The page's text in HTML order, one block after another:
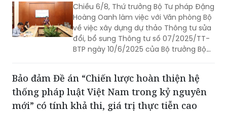
Chiều 6/8, Thứ trưởng Bộ Tư pháp Đặng
Hoàng Oanh làm việc với Văn phòng Bộ
về việc xây dựng dự thảo Thông tư sửa
đổi, bổ sung Thông tư số 07/2025/TT-
BTP ngày 10/6/2025 của Bộ trưởng Bộ
07).
Bảo đảm Đề án “Chiến lược hoàn thiện hệ
thống pháp luật Việt Nam trong kỷ nguyên
mới” có tính khả thi, giá trị thực tiễn cao